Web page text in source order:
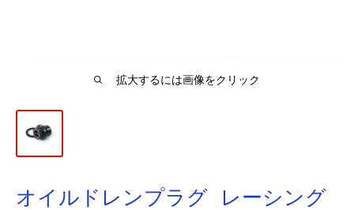
拡大するには画像をクリック
オイルドレンプラグ レーシング